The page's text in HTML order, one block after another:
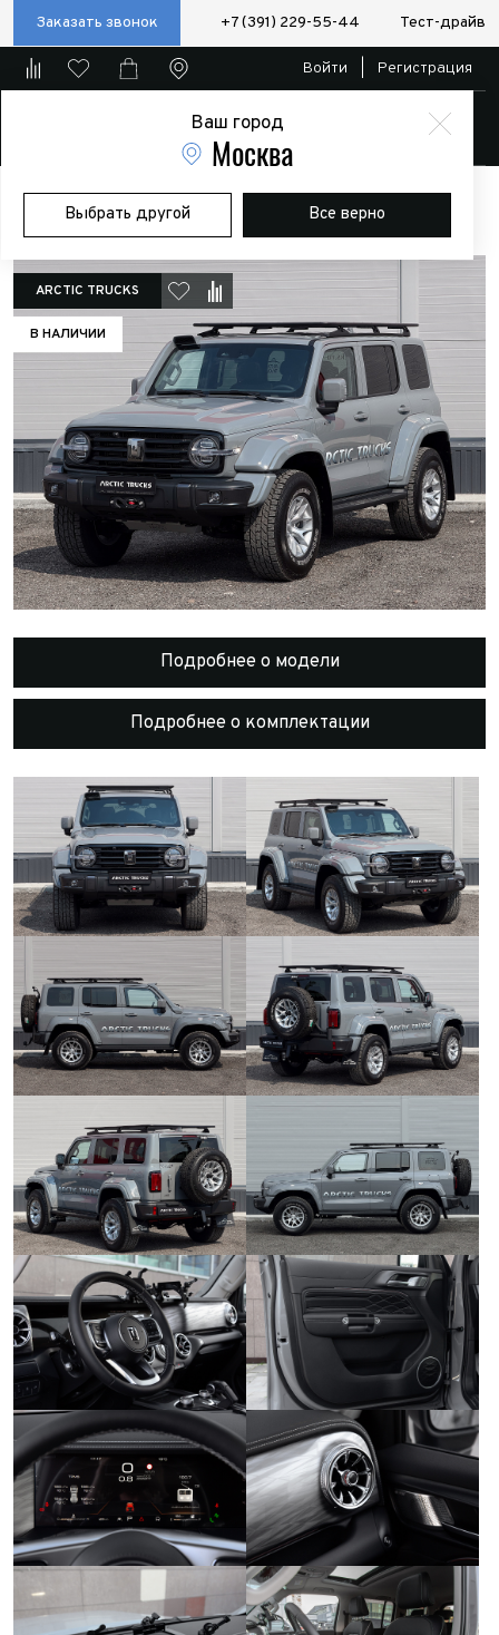
Заказать звонок +7 (391) 229-55-44 Тест-драйв
Ваш город
Москва
Выбрать другой Все верно
Войти Регистрация
Главная Автомобили в наличии Tank 300 AT35
Подробнее о модели
Подробнее о комплектации
ARCTIC TRUCKS
В НАЛИЧИИ